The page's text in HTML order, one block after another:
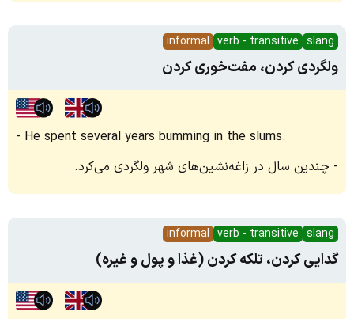
slang
verb - transitive
informal
ولگردی کردن، مفت‌خوری کردن
He spent several years bumming in the slums.
چندین سال در زاغه‌نشین‌های شهر ولگردی می‌کرد.
slang
verb - transitive
informal
گدایی کردن، تلکه کردن (غذا و پول و غیره)